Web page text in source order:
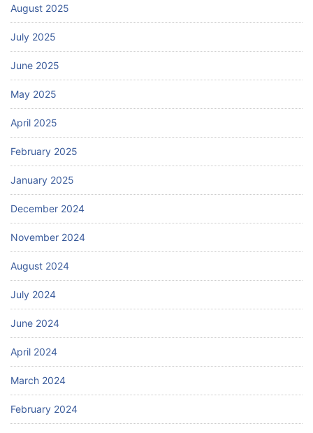
August 2025
July 2025
June 2025
May 2025
April 2025
February 2025
January 2025
December 2024
November 2024
August 2024
July 2024
June 2024
April 2024
March 2024
February 2024